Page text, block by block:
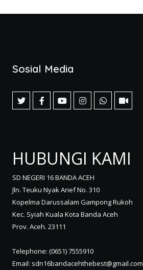
Sosial Media
HUBUNGI KAMI
SD NEGERI 16 BANDA ACEH
Jln. Teuku Nyak Arief No. 310
Kopelma Darussalam Gampong Rukoh
Kec. Syiah Kuala Kota Banda Aceh
Prov. Aceh. 23111
Telephone: (0651) 7555910
Email: sdn16bandacehthebest@gmail.com